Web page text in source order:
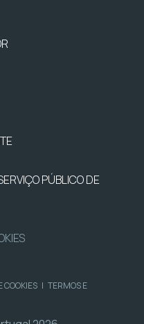
PÚBLICO DE
COOKIES | TERMOS E